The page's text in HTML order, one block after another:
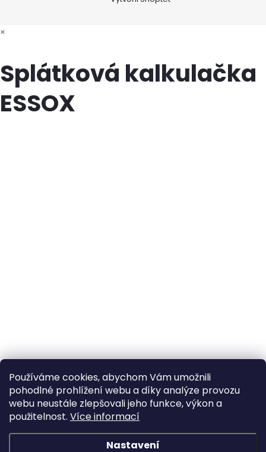
Používáme cookies, abychom Vám umožnili
pohodlné prohlížení webu a díky analýze provozu
webu neustále zlepšovali jeho funkce, výkon a
použitelnost. Více informací
Nastavení
×
Splátková kalkulačka
ESSOX